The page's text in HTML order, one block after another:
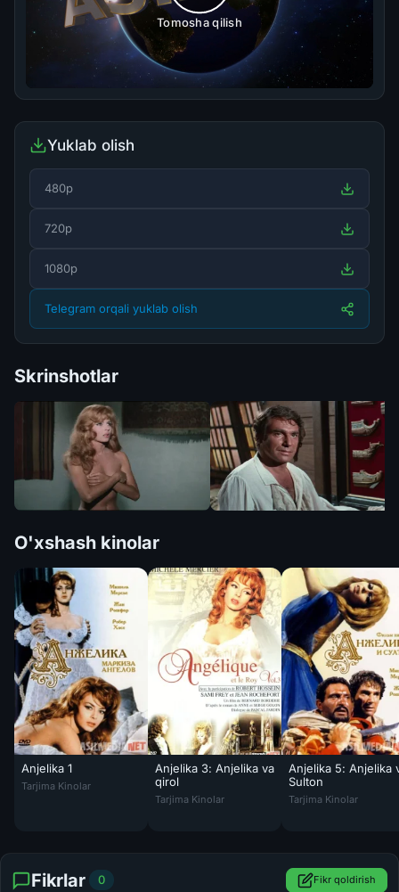
Tomosha qilish
Yuklab olish
480p
720p
1080p
Telegram orqali yuklab olish
Skrinshotlar
O'xshash kinolar
Anjelika 1
Anjelika 1 / Anjelika, farishtalar markizi Uzbek tilida 1964 O'zbekcha
Tarjima Kinolar
Anjelika 3: Anjelika va
qirol
Anjelika 3: Anjelika va qirol Uzbek tilida
Tarjima Kinolar
Anjelika 5: Anjelika
Sulton
Anjelika 5: Anjelika
Tarjima Kinolar
Fikrlar 0 Fikr qoldirish